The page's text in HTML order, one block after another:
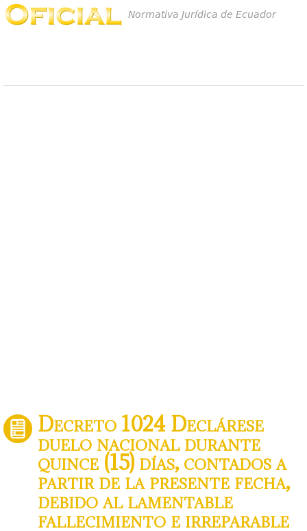
Normativa Jurídica de Ecuador
Decreto 1024 Declárese
duelo nacional durante
quince (15) días, contados a
partir de la presente fecha,
debido al lamentable
fallecimiento e irreparable